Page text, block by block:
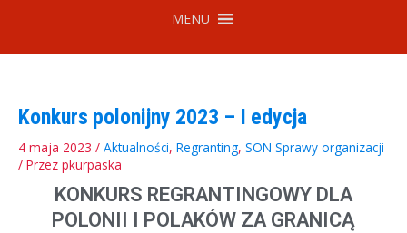
MENU
Konkurs polonijny 2023 – I edycja
4 maja 2023 / Aktualności, Regranting, SON Sprawy organizacji
/ Przez pkurpaska
KONKURS REGRANTINGOWY DLA
POLONII I POLAKÓW ZA GRANICĄ